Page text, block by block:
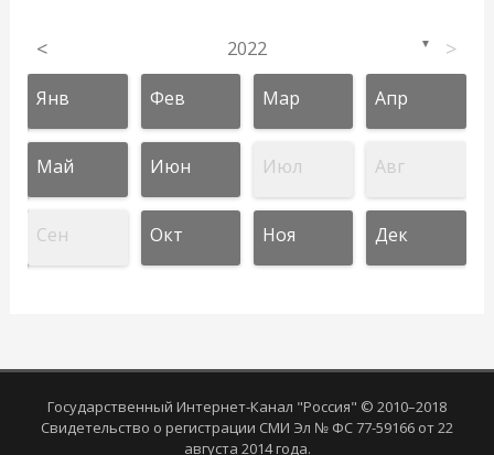
< 2022 ▼ >
Янв Фев Мар Апр
Май Июн Июл Авг
Сен Окт Ноя Дек
Государственный Интернет-Канал "Россия" © 2010–2018
Свидетельство о регистрации СМИ Эл № ФС 77-59166 от 22
августа 2014 года.